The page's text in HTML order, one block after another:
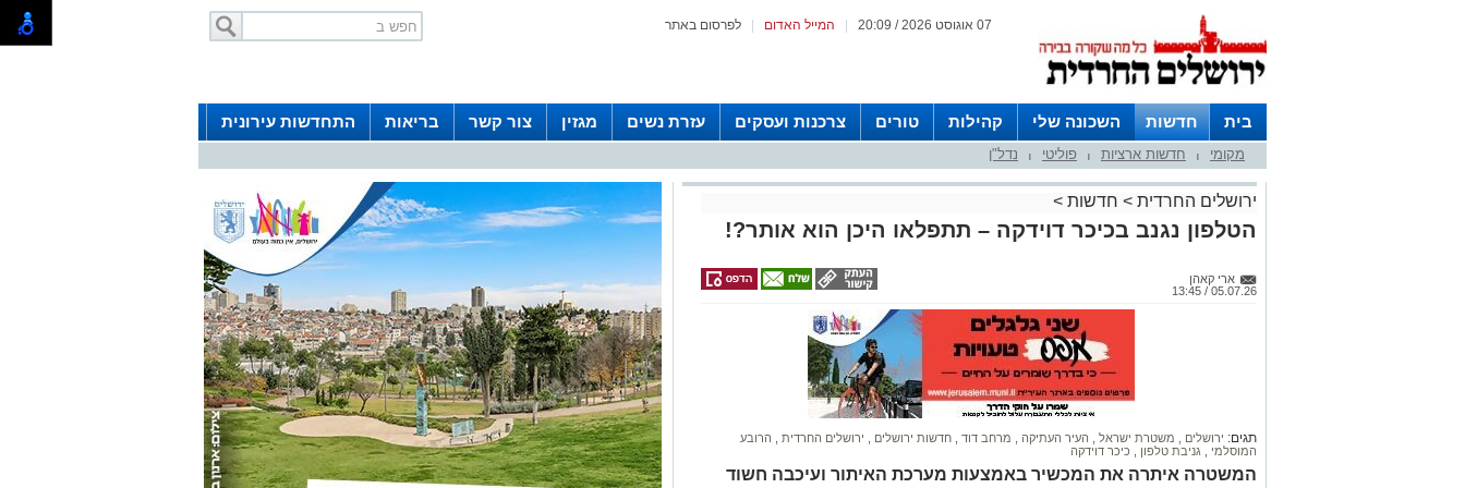
לפרסום באתר המייל האדום 07 אוגוסט 2026 / 20:09
בית חדשות השכונה שלי קהילות טורים צרכנות ועסקים עזרת נשים מגזין צור קשר בריאות
התחדשות עירונית
חצרות
מקומי חדשות ארציות פוליטי נדל"ן
ירושלים החרדית > חדשות >
הטלפון נגנב בכיכר דוידקה – תתפלאו היכן הוא אותר?!
ארי קאהן
05.07.26 / 13:45
תגים: ירושלים משטרת ישראל העיר העתיקה מרחב דוד חדשות ירושלים ירושלים החרדית
הרובע
המוסלמי
גניבת טלפון כיכר דוידקה
המשטרה איתרה את המכשיר באמצעות מערכת האיתור ועיכבה חשוד